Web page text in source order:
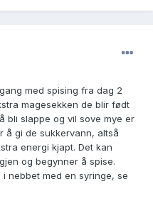
med spising fra dag 2
magesekken de blir født
bli slappe og vil sove mye er
å gi de sukkervann, altså
energi kjapt. Det kan
og begynner å spise.
nebbet med en syringe, se